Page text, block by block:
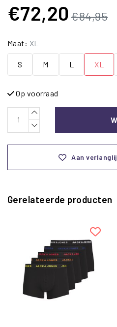
€72,20 €84,95
Maat: XL
S M L XL
Op voorraad
Aan
Gerelateerde producten